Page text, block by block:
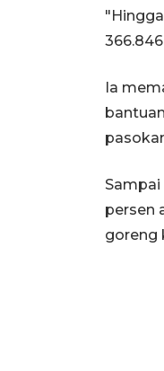
Ia
Sampai
persen
goreng